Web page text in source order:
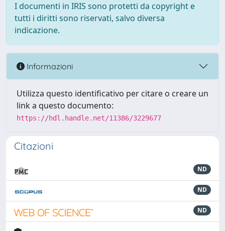
I documenti in IRIS sono protetti da copyright e
tutti i diritti sono riservati, salvo diversa
indicazione.
Informazioni
Utilizza questo identificativo per citare o creare un
link a questo documento:
https://hdl.handle.net/11386/3229677
Citazioni
ND
ND
ND